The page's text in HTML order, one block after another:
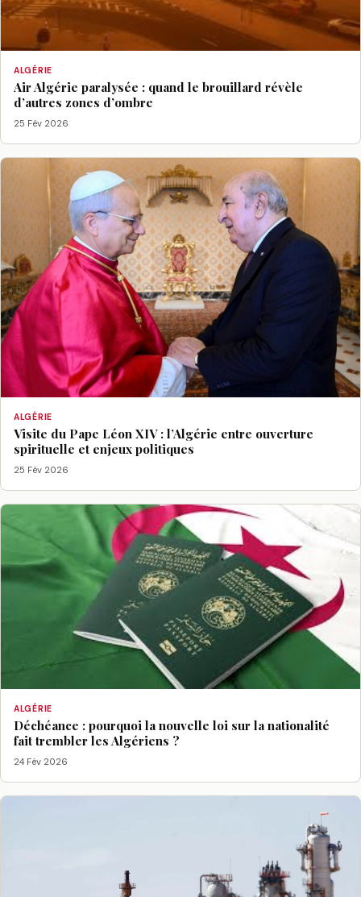
ALGÉRIE
Air Algérie paralysée : quand le brouillard révèle
d’autres zones d’ombre
25 Fév 2026
ALGÉRIE
Visite du Pape Léon XIV : l’Algérie entre ouverture
spirituelle et enjeux politiques
25 Fév 2026
ALGÉRIE
Déchéance : pourquoi la nouvelle loi sur la nationalité
fait trembler les Algériens ?
24 Fév 2026